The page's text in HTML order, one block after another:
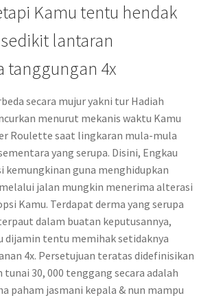
Kamu tentu hendak
lantaran
tanggungan 4x
secara mujur yakni tur Hadiah
menurut mekanis waktu Kamu
Roulette saat lingkaran mula-mula
yang serupa. Disini, Engkau
kemungkinan guna menghidupkan
jalan mungkin menerima alterasi
Kamu. Terdapat derma yang serupa
dalam buatan keputusannya,
dijamin tentu memihak setidaknya
4x. Persetujuan teratas didefinisikan
tunai 30, 000 tenggang secara adalah
paham jasmani kepala & nun mampu